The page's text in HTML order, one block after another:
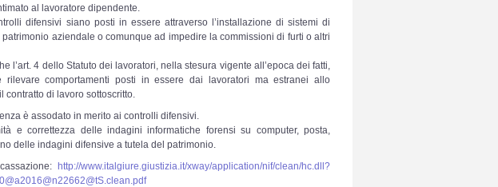
al lavoratore dipendente.
difensivi siano posti in essere attraverso l’installazione di sistemi di
aziendale o comunque ad impedire la commissioni di furti o altri
l’art. 4 dello Statuto dei lavoratori, nella stesura vigente all’epoca dei fatti,
comportamenti posti in essere dai lavoratori ma estranei allo
di lavoro sottoscritto.
è assodato in merito ai controlli difensivi.
e correttezza delle indagini informatiche forensi su computer, posta,
delle indagini difensive a tutela del patrimonio.
http://www.italgiure.giustizia.it/xway/application/nif/clean/hc.dll?
n22662@tS.clean.pdf